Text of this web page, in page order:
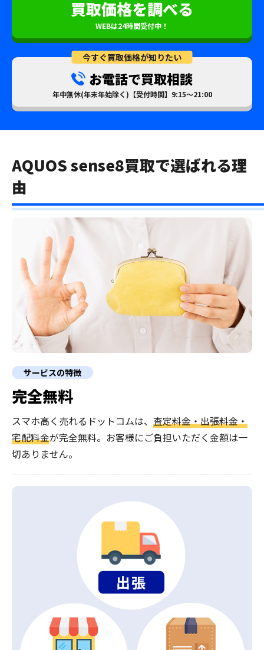
買取価格を調べる
WEBは24時間受付中！
今すぐ買取価格が知りたい
お電話で買取相談
年中無休(年末年始除く)【受付時間】9:15～21:00
AQUOS sense8買取で選ばれる理
由
サービスの特徴
完全無料
スマホ高く売れるドットコムは、 査定料金・出張料金・
宅配料金が完全無料。 お客様にご負担いただく金額は一
切ありません。